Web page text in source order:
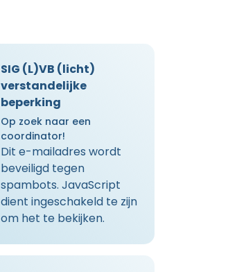
SIG (L)VB (licht)
verstandelijke
beperking
Op zoek naar een
coordinator!
Dit e-mailadres wordt
beveiligd tegen
spambots. JavaScript
dient ingeschakeld te zijn
om het te bekijken.